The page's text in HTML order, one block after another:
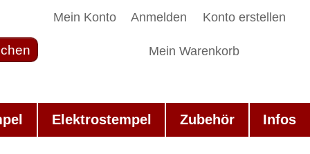
Mein Konto Anmelden Konto erstellen
Mein Warenkorb
Elektrostempel Zubehör Infos